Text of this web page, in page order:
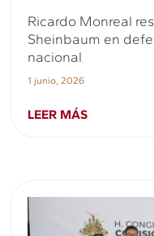
Ricardo Monreal
Sheinbaum en
nacional
1 junio, 2026
LEER MÁS